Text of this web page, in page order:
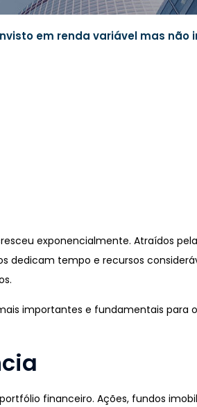
em renda variável mas
exponencialmente. Atraídos
dedicam tempo e recursos
importantes e fundamentais para
financeiro. Ações, fundos